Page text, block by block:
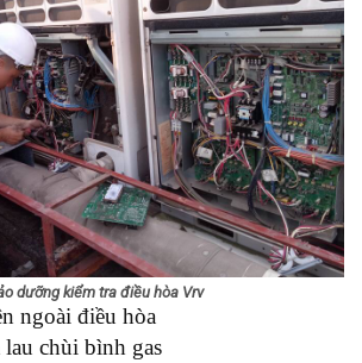
dưỡng kiểm tra điều hòa Vrv
ngoài điều hòa
chùi bình gas